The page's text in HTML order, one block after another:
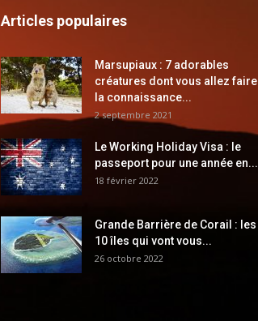
Articles populaires
Marsupiaux : 7 adorables
créatures dont vous allez faire
la connaissance...
2 septembre 2021
Le Working Holiday Visa : le
passeport pour une année en...
18 février 2022
Grande Barrière de Corail : les
10 îles qui vont vous...
26 octobre 2022